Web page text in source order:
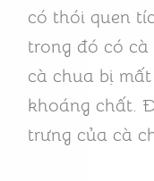
có thói quen
trong đó có
cà chua bị
khoáng chất.
trưng của cà